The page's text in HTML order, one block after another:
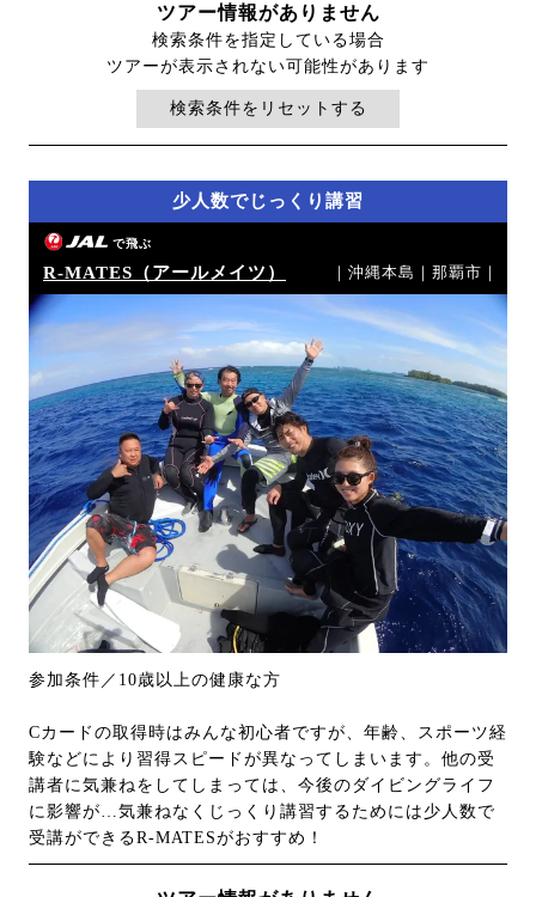
ツアー情報がありません
検索条件を指定している場合
ツアーが表示されない可能性があります
検索条件をリセットする
少人数でじっくり講習
で飛ぶ
R-MATES（アールメイツ） ｜沖縄本島｜那覇市｜
参加条件／10歳以上の健康な方
Cカードの取得時はみんな初心者ですが、年齢、スポーツ経
験などにより習得スピードが異なってしまいます。他の受
講者に気兼ねをしてしまっては、今後のダイビングライフ
に影響が…気兼ねなくじっくり講習するためには少人数で
受講ができるR-MATESがおすすめ！